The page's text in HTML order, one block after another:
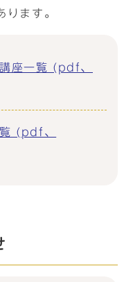
ります。
座一覧 (pdf、
(pdf、